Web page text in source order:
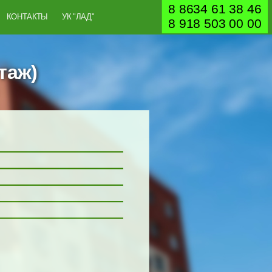
8 8634 61 38 46
8 918 503 00 00
КОНТАКТЫ УК "ЛАД"